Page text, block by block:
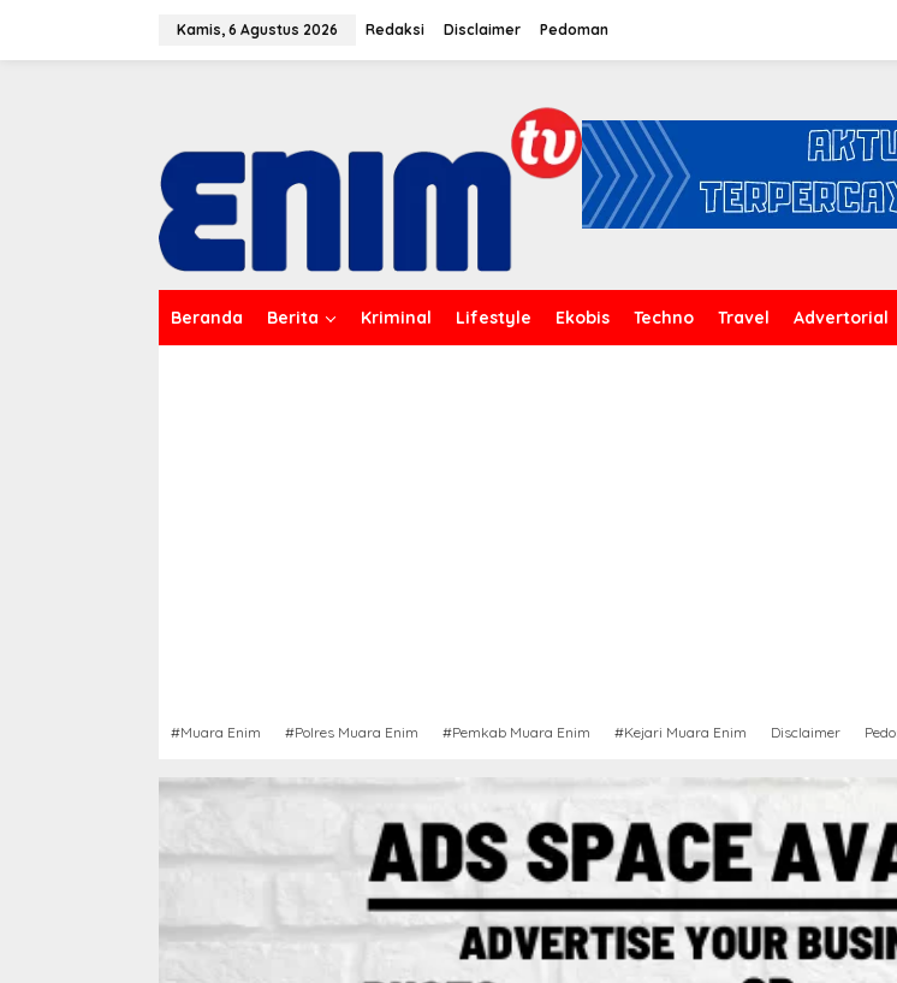
Kamis, 6 Agustus 2026 Redaksi Disclaimer Pedoman
Beranda Berita Kriminal Lifestyle Ekobis Techno Travel Advertorial
#Muara Enim #Polres Muara Enim #Pemkab Muara Enim #Kejari Muara Enim Disclaimer